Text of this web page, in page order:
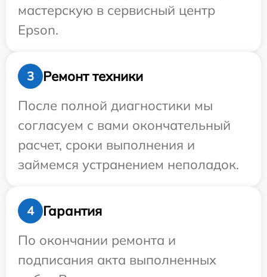
мастерскую в сервисный центр
Epson.
3
Ремонт техники
После полной диагностики мы
согласуем с вами окончательный
расчет, сроки выполнения и
займемся устранением неполадок.
4
Гарантия
По окончании ремонта и
подписания акта выполненных